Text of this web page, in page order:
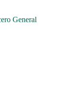
General